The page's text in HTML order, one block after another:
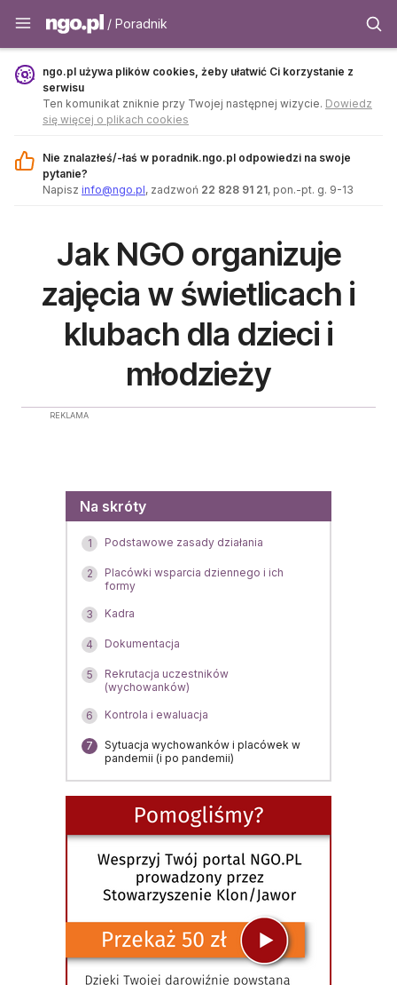
Poradnik - ngo.pl
/ Poradnik
ngo.pl używa plików cookies, żeby ułatwić Ci korzystanie z
serwisu
Ten komunikat zniknie przy Twojej następnej wizycie. Dowiedz
się więcej o plikach cookies
Nie znalazłeś/-łaś w poradnik.ngo.pl odpowiedzi na swoje
pytanie?
Napisz info@ngo.pl, zadzwoń 22 828 91 21, pon.-pt. g. 9-13
Jak NGO organizuje
zajęcia w świetlicach i
klubach dla dzieci i
młodzieży
REKLAMA
Menu
Na skróty
1 Podstawowe zasady działania
2
Placówki wsparcia dziennego i ich
formy
3 Kadra
4 Dokumentacja
5
Rekrutacja uczestników
(wychowanków)
6 Kontrola i ewaluacja
7
Sytuacja wychowanków i placówek w
pandemii (i po pandemii)